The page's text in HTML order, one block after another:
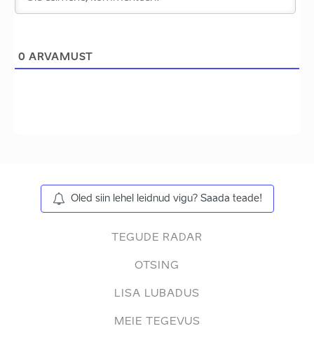
0 ARVAMUST
Oled siin lehel leidnud vigu? Saada teade!
TEGUDE RADAR
OTSING
LISA LUBADUS
MEIE TEGEVUS